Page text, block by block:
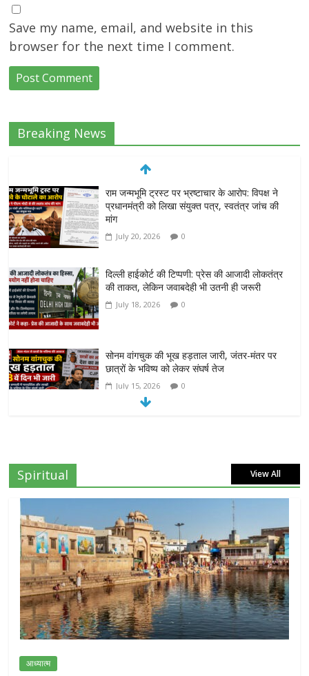
Save my name, email, and website in this
browser for the next time I comment.
Breaking News
राम जन्मभूमि ट्रस्ट पर भ्रष्टाचार के आरोप: विपक्ष ने
प्रधानमंत्री को लिखा संयुक्त पत्र, स्वतंत्र जांच की
मांग
July 20, 2026 0
दिल्ली हाईकोर्ट की टिप्पणी: प्रेस की आजादी लोकतंत्र
की ताकत, लेकिन जवाबदेही भी उतनी ही जरूरी
July 18, 2026 0
सोनम वांगचुक की भूख हड़ताल जारी, जंतर-मंतर पर
छात्रों के भविष्य को लेकर संघर्ष तेज
July 15, 2026 0
7वें वेतनमान की मांग: जल निगम पेंशनरों ने रक्षा मंत्री
राजनाथ सिंह से लगाई गुहार
July 7, 2026 0
NEET-UG प्रदर्शन मामले में दिल्ली सरकार का बड़ा
फैसला, 13 FIR मामलों में प्रदर्शनकारियों को राहत
July 31, 2026 0
Spiritual View All
आध्यात्म